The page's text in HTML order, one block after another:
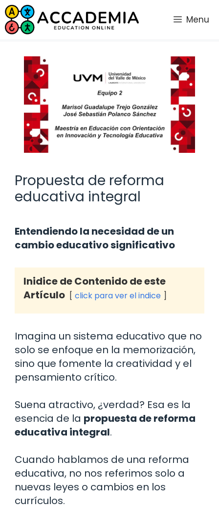
Saltar
al
contenido
Menu
Propuesta de reforma
educativa integral
Entendiendo la necesidad de un
cambio educativo significativo
Inidice de Contenido de este
Artículo
click para ver el indice
Imagina un sistema educativo que no
solo se enfoque en la memorización,
sino que fomente la creatividad y el
pensamiento crítico.
Suena atractivo, ¿verdad? Esa es la
esencia de la propuesta de reforma
educativa integral.
Cuando hablamos de una reforma
educativa, no nos referimos solo a
nuevas leyes o cambios en los
currículos.